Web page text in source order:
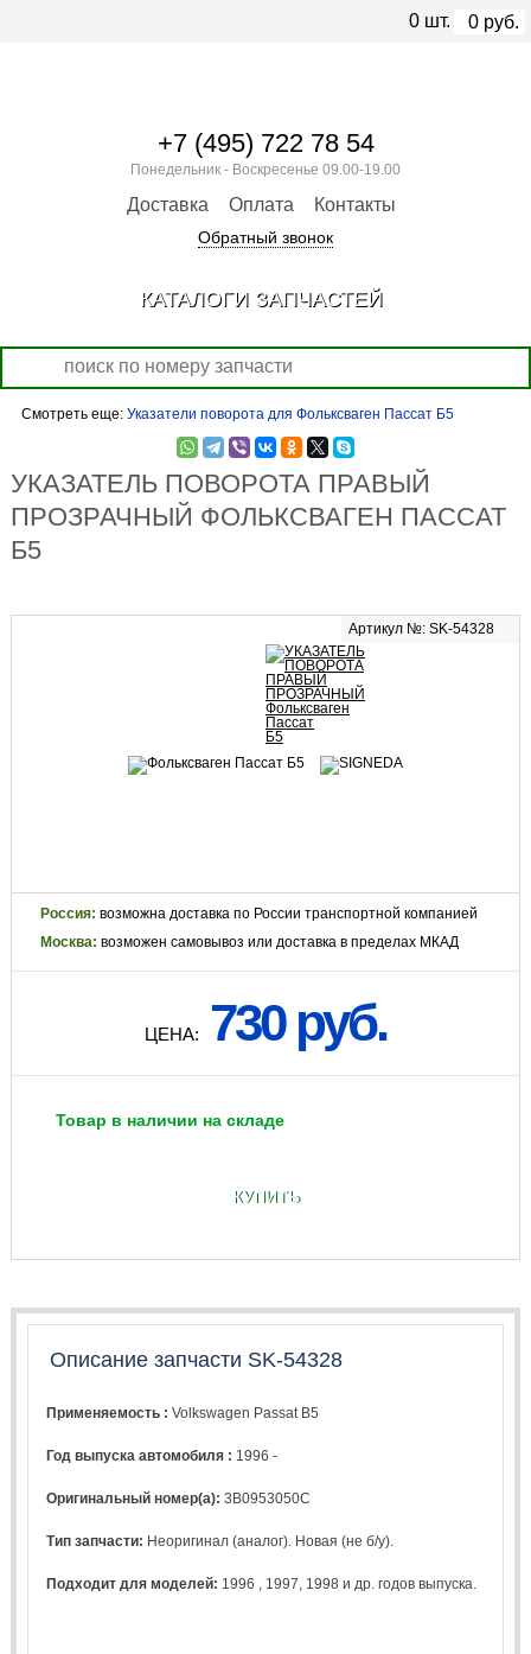
Смотреть еще: Указатели поворота для Фольксваген Пассат Б5
УКАЗАТЕЛЬ ПОВОРОТА ПРАВЫЙ
ПРОЗРАЧНЫЙ ФОЛЬКСВАГЕН ПАССАТ
Б5
Артикул №: SK-54328
Россия: возможна доставка по России транспортной компанией
Москва: возможен самовывоз или доставка в пределах МКАД
ЦЕНА: 730 руб.
Товар в наличии на складе
КУПИТЬ
Описание запчасти SK-54328
Применяемость :Volkswagen Passat B5
Год выпуска автомобиля : 1996 -
Оригинальный номер(а):3B0953050C
Тип запчасти: Неоригинал (аналог). Новая (не б/у).
Подходит для моделей: 1996 1997 1998 и др. годов выпуска.
+7 (495) 722 78 54
Понедельник - Воскресенье 09.00-19.00
Доставка Оплата Контакты
Обратный звонок
0 шт. 0 руб.
КАТАЛОГИ ЗАПЧАСТЕЙ